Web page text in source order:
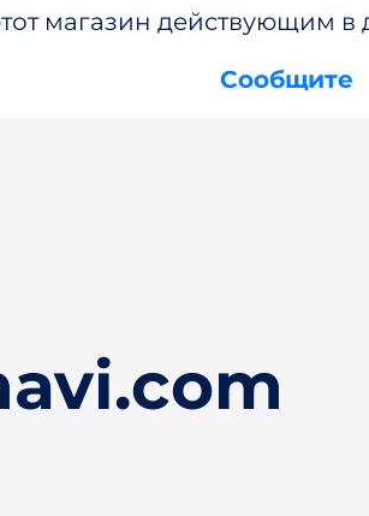
магазин действующим в
Сообщите